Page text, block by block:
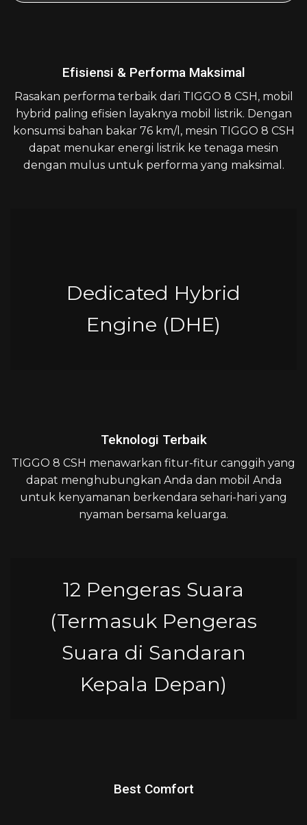
Efisiensi & Performa Maksimal
Rasakan performa terbaik dari TIGGO 8 CSH, mobil
hybrid paling efisien layaknya mobil listrik. Dengan
konsumsi bahan bakar 76 km/l, mesin TIGGO 8 CSH
dapat menukar energi listrik ke tenaga mesin
dengan mulus untuk performa yang maksimal.
Dedicated Hybrid
Engine (DHE)
Teknologi Terbaik
TIGGO 8 CSH menawarkan fitur-fitur canggih yang
dapat menghubungkan Anda dan mobil Anda
untuk kenyamanan berkendara sehari-hari yang
nyaman bersama keluarga.
12 Pengeras Suara
(Termasuk Pengeras
Suara di Sandaran
Kepala Depan)
Best Comfort